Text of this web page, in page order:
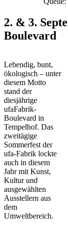
2. & 3.
Boulevard
Lebendig, bunt,
ökologisch – unter
diesem Motto
stand der
diesjährige
ufaFabrik-
Boulevard in
Tempelhof. Das
zweitägige
Sommerfest der
ufa-Fabrik lockte
auch in diesem
Jahr mit Kunst,
Kultur und
ausgewählten
Ausstellern aus
dem
Umweltbereich.